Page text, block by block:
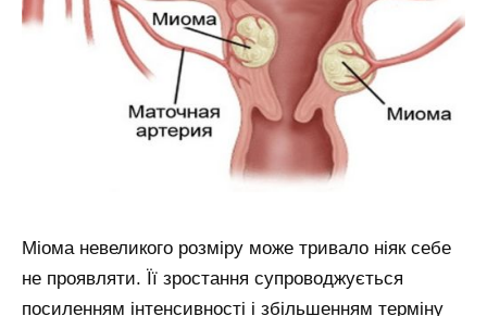
Міома невеликого розміру може тривало ніяк себе
не проявляти. Її зростання супроводжується
посиленням інтенсивності і збільшенням терміну